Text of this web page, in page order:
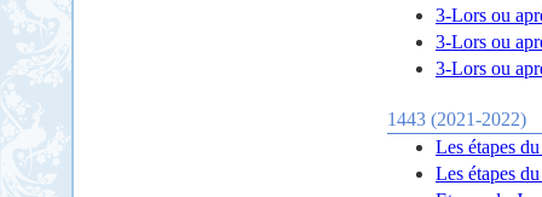
3-Lors ou
3-Lors ou
3-Lors ou
1443 (2021-2022)
Les étapes
Les étapes